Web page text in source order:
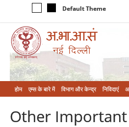
Default Theme
होम एम्‍स के बारे में विभाग और केन्‍द्र निविदाएं
Other Important